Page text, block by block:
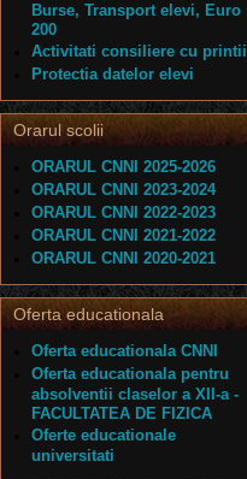
Burse, Transport elevi, Euro
200
Activitati consiliere cu printii
Protectia datelor elevi
Orarul scolii
ORARUL CNNI 2025-2026
ORARUL CNNI 2023-2024
ORARUL CNNI 2022-2023
ORARUL CNNI 2021-2022
ORARUL CNNI 2020-2021
Oferta educationala
Oferta educationala CNNI
Oferta educationala pentru
absolventii claselor a XII-a -
FACULTATEA DE FIZICA
Oferte educationale
universitati